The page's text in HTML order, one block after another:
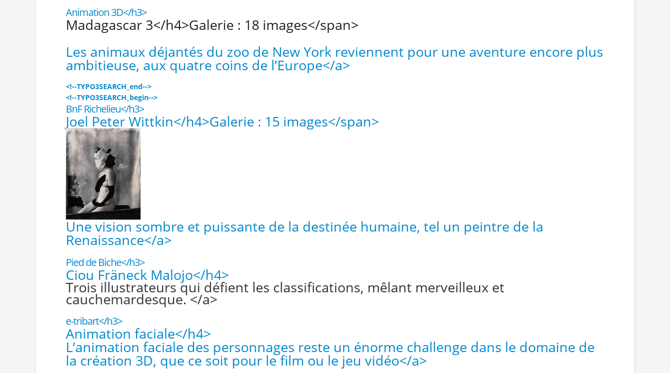
Animation 3D</h3>
Madagascar 3</h4>Galerie : 18 images</span>
Les animaux déjantés du zoo de New York reviennent pour une aventure encore plus
ambitieuse, aux quatre coins de l’Europe</a>
<!--TYPO3SEARCH_end-->
<!--TYPO3SEARCH_begin-->
BnF Richelieu</h3>
Joel Peter Wittkin</h4>Galerie : 15 images</span>
Une vision sombre et puissante de la destinée humaine, tel un peintre de la
Renaissance</a>
Pied de Biche</h3>
Ciou Fräneck Malojo</h4>
Trois illustrateurs qui défient les classifications, mêlant merveilleux et
cauchemardesque. </a>
e-tribart</h3>
Animation faciale</h4>
L’animation faciale des personnages reste un énorme challenge dans le domaine de
la création 3D, que ce soit pour le film ou le jeu vidéo</a>